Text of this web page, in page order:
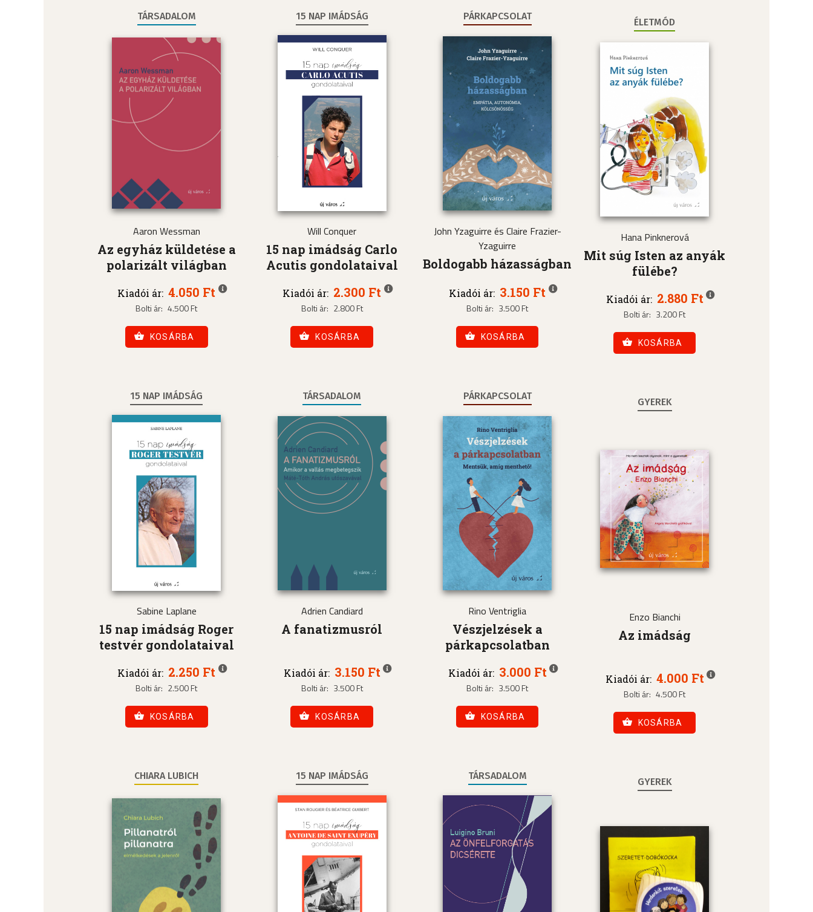
TÁRSADALOM
Aaron Wessman
Az egyház küldetése a
polarizált világban
Kiadói ár: 4.050 Ft
Bolti ár: 4.500 Ft
KOSÁRBA
15 NAP IMÁDSÁG
Will Conquer
15 nap imádság Carlo
Acutis gondolataival
Kiadói ár: 2.300 Ft
Bolti ár: 2.800 Ft
KOSÁRBA
PÁRKAPCSOLAT
John Yzaguirre és Claire Frazier-
Yzaguirre
Boldogabb házasságban
Kiadói ár: 3.150 Ft
Bolti ár: 3.500 Ft
KOSÁRBA
ÉLETMÓD
Hana Pinknerová
Mit súg Isten az anyák
fülébe?
Kiadói ár: 2.880 Ft
Bolti ár: 3.200 Ft
KOSÁRBA
15 NAP IMÁDSÁG
Sabine Laplane
15 nap imádság Roger
testvér gondolataival
Kiadói ár: 2.250 Ft
Bolti ár: 2.500 Ft
KOSÁRBA
TÁRSADALOM
Adrien Candiard
A fanatizmusról
Kiadói ár: 3.150 Ft
Bolti ár: 3.500 Ft
KOSÁRBA
PÁRKAPCSOLAT
Rino Ventriglia
Vészjelzések a
párkapcsolatban
Kiadói ár: 3.000 Ft
Bolti ár: 3.500 Ft
KOSÁRBA
GYEREK
Enzo Bianchi
Az imádság
Kiadói ár: 4.000 Ft
Bolti ár: 4.500 Ft
KOSÁRBA
CHIARA LUBICH 15 NAP IMÁDSÁG TÁRSADALOM
GYEREK